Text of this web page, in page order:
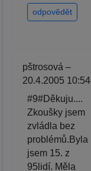
odpovědět
pštrosová –
20.4.2005 10:54
#9#Děkuju....
Zkoušky jsem
zvládla bez
problémů.Byla
jsem 15. z
95lidí. Měla